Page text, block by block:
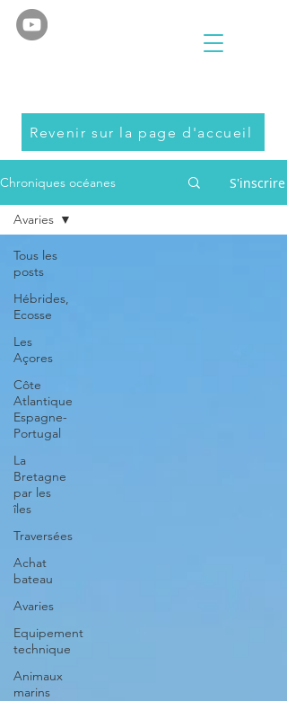
Revenir sur la page d'accueil
Chroniques océanes S'inscrire
Tous les
posts
Hébrides,
Ecosse
Les
Açores
Côte
Atlantique
Espagne-
Portugal
La
Bretagne
par les
îles
Traversées
Achat
bateau
Avaries
Equipement
technique
Animaux
marins
Avaries